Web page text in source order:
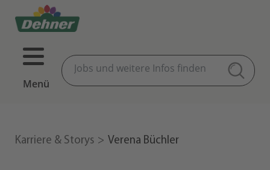
Menü
Karriere & Storys Verena Büchler